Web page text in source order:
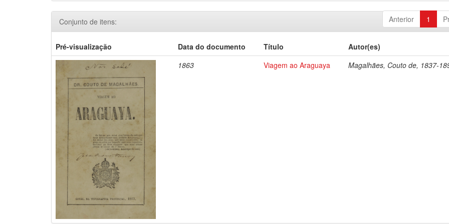
Anterior 1
Conjunto de itens:
Pré-visualização Data do documento Título
Autor(es)
1863
Viagem ao Araguaya Magalhães, Couto de, 1837-